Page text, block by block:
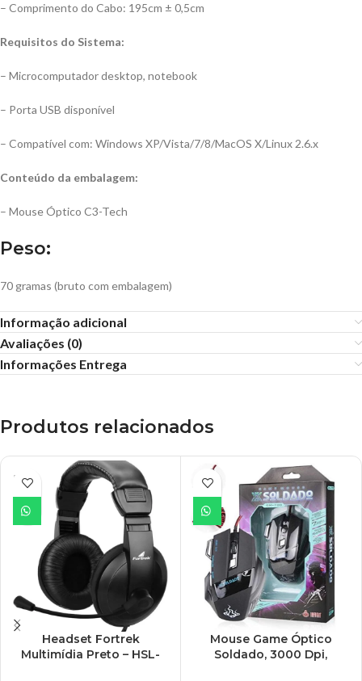
– Comprimento do Cabo: 195cm ± 0,5cm
Requisitos do Sistema:
– Microcomputador desktop, notebook
– Porta USB disponível
– Compatível com: Windows XP/Vista/7/8/MacOS X/Linux 2.6.x
Conteúdo da embalagem:
– Mouse Óptico C3-Tech
Peso:
70 gramas (bruto com embalagem)
Informação adicional
Avaliações (0)
Informações Entrega
Produtos relacionados
ESGO
TADO
Headset Fortrek
Multimídia Preto – HSL-
Mouse Game Óptico
Soldado, 3000 Dpi,